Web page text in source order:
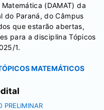
(DAMAT) da
do Paraná, do Câmpus
que estarão abertas,
para a disciplina Tópicos
1.
MATEMÁTICOS
PRELIMINAR